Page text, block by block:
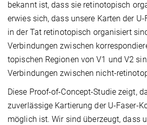
bekannt ist, dass sie retino­topisch
erwies sich, dass unsere Karten der
in der Tat retinotopisch organisiert
Verbindungen zwischen
topischen Regionen von V1 und V2
Verbindungen zwischen nicht-
Diese Proof-of-Concept-Studie zeigt,
zuverlässige Kartierung der U‑Faser-
möglich ist. Wir sind überzeugt, dass